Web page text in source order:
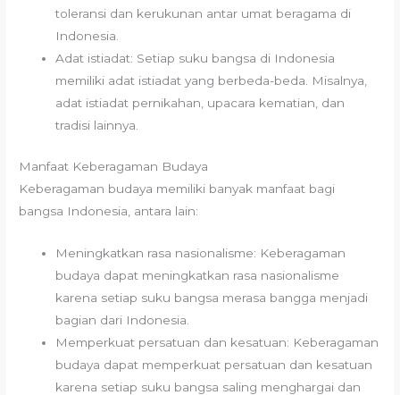
toleransi dan kerukunan antar umat beragama di
Indonesia.
Adat istiadat: Setiap suku bangsa di Indonesia
memiliki adat istiadat yang berbeda-beda. Misalnya,
adat istiadat pernikahan, upacara kematian, dan
tradisi lainnya.
Manfaat Keberagaman Budaya
Keberagaman budaya memiliki banyak manfaat bagi
bangsa Indonesia, antara lain:
Meningkatkan rasa nasionalisme: Keberagaman
budaya dapat meningkatkan rasa nasionalisme
karena setiap suku bangsa merasa bangga menjadi
bagian dari Indonesia.
Memperkuat persatuan dan kesatuan: Keberagaman
budaya dapat memperkuat persatuan dan kesatuan
karena setiap suku bangsa saling menghargai dan